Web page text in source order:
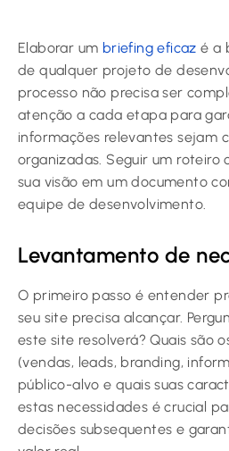
Elaborar um briefing eficaz é a
de qualquer projeto de
processo não precisa ser
atenção a cada etapa para
informações relevantes sejam
organizadas. Seguir um roteiro
sua visão em um documento
equipe de desenvolvimento.
Levantamento de
O primeiro passo é entender
seu site precisa alcançar.
este site resolverá? Quais são
(vendas, leads, branding,
público-alvo e quais suas
estas necessidades é crucial
decisões subsequentes e